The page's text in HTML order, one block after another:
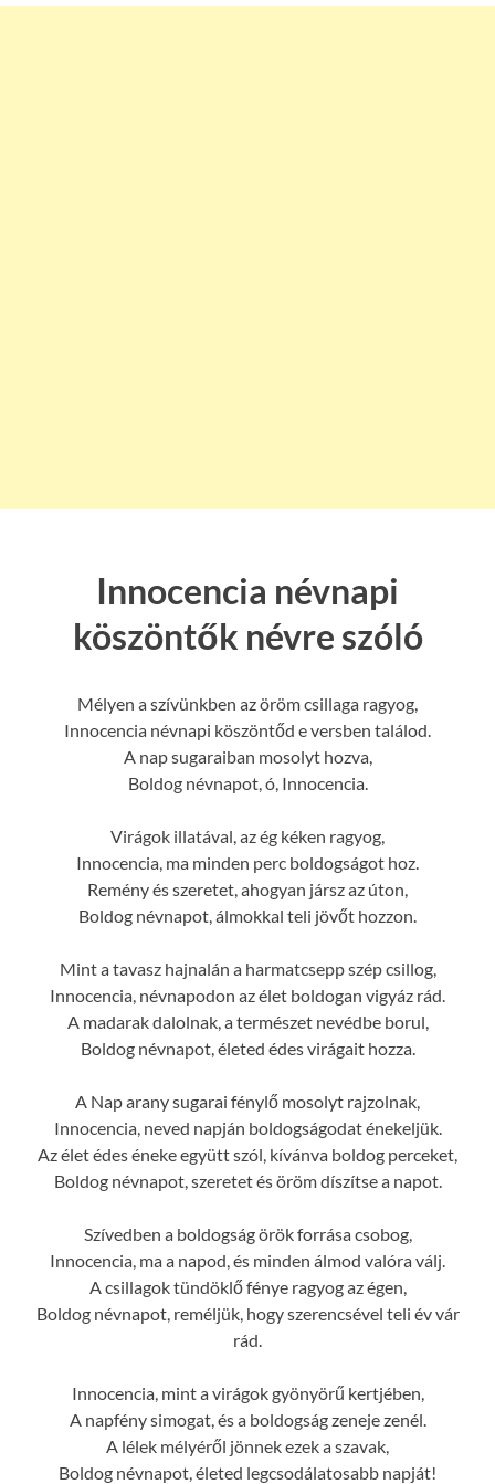
Innocencia névnapi
köszöntők névre szóló
Mélyen a szívünkben az öröm csillaga ragyog,
Innocencia névnapi köszöntőd e versben találod.
A nap sugaraiban mosolyt hozva,
Boldog névnapot, ó, Innocencia.
Virágok illatával, az ég kéken ragyog,
Innocencia, ma minden perc boldogságot hoz.
Remény és szeretet, ahogyan jársz az úton,
Boldog névnapot, álmokkal teli jövőt hozzon.
Mint a tavasz hajnalán a harmatcsepp szép csillog,
Innocencia, névnapodon az élet boldogan vigyáz rád.
A madarak dalolnak, a természet nevédbe borul,
Boldog névnapot, életed édes virágait hozza.
A Nap arany sugarai fénylő mosolyt rajzolnak,
Innocencia, neved napján boldogságodat énekeljük.
Az élet édes éneke együtt szól, kívánva boldog perceket,
Boldog névnapot, szeretet és öröm díszítse a napot.
Szívedben a boldogság örök forrása csobog,
Innocencia, ma a napod, és minden álmod valóra válj.
A csillagok tündöklő fénye ragyog az égen,
Boldog névnapot, reméljük, hogy szerencsével teli év vár
rád.
Innocencia, mint a virágok gyönyörű kertjében,
A napfény simogat, és a boldogság zeneje zenél.
A lélek mélyéről jönnek ezek a szavak,
Boldog névnapot, életed legcsodálatosabb napját!